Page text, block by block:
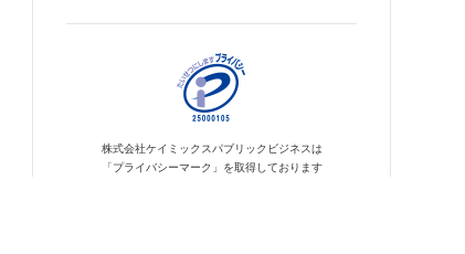
株式会社ケイミックスパブリックビジネスは
「プライバシーマーク」を取得しております